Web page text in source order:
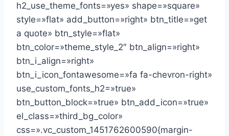
h2_use_theme_fonts=»yes» shape=»square»
style=»flat» add_button=»right» btn_title=»get
a quote» btn_style=»flat»
btn_color=»theme_style_2″ btn_align=»right»
btn_i_align=»right»
btn_i_icon_fontawesome=»fa fa-chevron-right»
use_custom_fonts_h2=»true»
btn_button_block=»true» btn_add_icon=»true»
el_class=»third_bg_color»
css=».vc_custom_1451762600590{margin-